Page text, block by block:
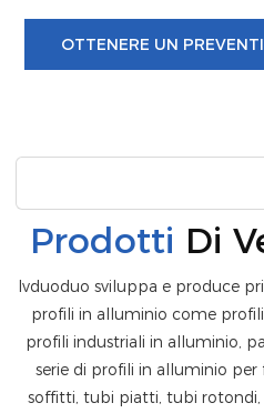
OTTENERE UN
Prodotti Di
lvduoduo sviluppa e produce
profili in alluminio come
profili industriali in alluminio,
serie di profili in alluminio
soffitti, tubi piatti, tubi rotondi,